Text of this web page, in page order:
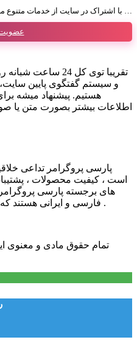
تقریبا توی کل 24
و سیستم گفتگوی پایین
هستیم. پیشنهاد میشه
اطلاعات بیشتر بصورت متن یا
پارسی پروگرامر تداعی
است ، کیفیت محصولات ،
های برجسته پارسی
فارسی و ایرانی هستند که با ذوق و خلاقیت طراحی شده اند .
تمام حقوق مادی و معنوی